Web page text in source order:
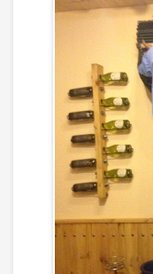
chóng những
đang gặp phải.